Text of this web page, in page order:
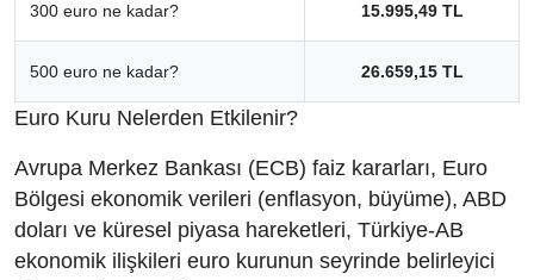
300 euro ne kadar? 15.995,49 TL
500 euro ne kadar? 26.659,15 TL
Euro Kuru Nelerden Etkilenir?
Avrupa Merkez Bankası (ECB) faiz kararları, Euro
Bölgesi ekonomik verileri (enflasyon, büyüme), ABD
doları ve küresel piyasa hareketleri, Türkiye-AB
ekonomik ilişkileri euro kurunun seyrinde belirleyici